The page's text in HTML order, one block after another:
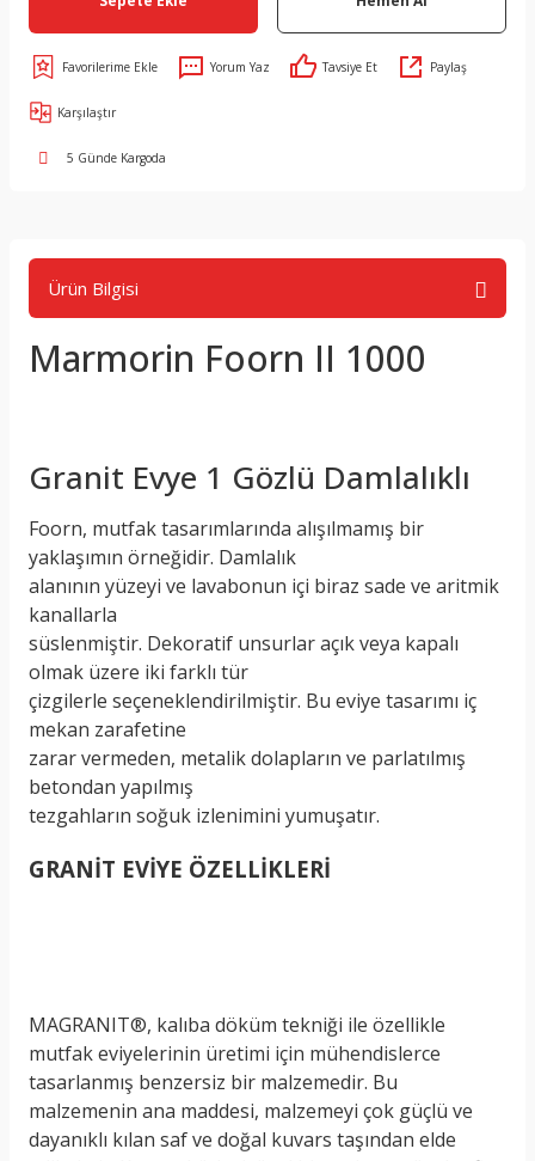
Yorum Yaz Tavsiye Et Paylaş
Karşılaştır
5 Günde Kargoda
Ürün Bilgisi
Marmorin Foorn II 1000
Granit Evye 1 Gözlü Damlalıklı
Foorn, mutfak tasarımlarında alışılmamış bir
yaklaşımın örneğidir. Damlalık
alanının yüzeyi ve lavabonun içi biraz sade ve aritmik
kanallarla
süslenmiştir. Dekoratif unsurlar açık veya kapalı
olmak üzere iki farklı tür
çizgilerle seçeneklendirilmiştir. Bu eviye tasarımı iç
mekan zarafetine
zarar vermeden, metalik dolapların ve parlatılmış
betondan yapılmış
tezgahların soğuk izlenimini yumuşatır.
GRANİT EVİYE ÖZELLİKLERİ
MAGRANIT®, kalıba döküm tekniği ile özellikle
mutfak eviyelerinin üretimi için mühendislerce
tasarlanmış benzersiz bir malzemedir. Bu
malzemenin ana maddesi, malzemeyi çok güçlü ve
dayanıklı kılan saf ve doğal kuvars taşından elde